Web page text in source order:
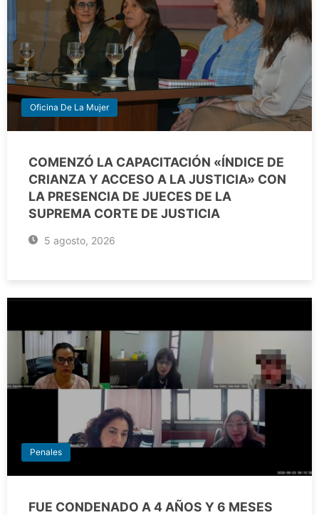
Oficina De La Mujer
COMENZÓ LA CAPACITACIÓN «ÍNDICE DE
CRIANZA Y ACCESO A LA JUSTICIA» CON
LA PRESENCIA DE JUECES DE LA
SUPREMA CORTE DE JUSTICIA
5 agosto, 2026
Penales
FUE CONDENADO A 4 AÑOS Y 6 MESES